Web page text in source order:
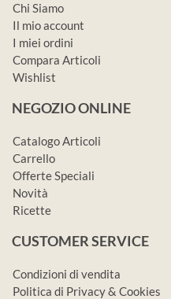
Chi Siamo
Il mio account
I miei ordini
Compara Articoli
Wishlist
NEGOZIO ONLINE
Catalogo Articoli
Carrello
Offerte Speciali
Novità
Ricette
CUSTOMER SERVICE
Condizioni di vendita
Politica di Privacy & Cookies